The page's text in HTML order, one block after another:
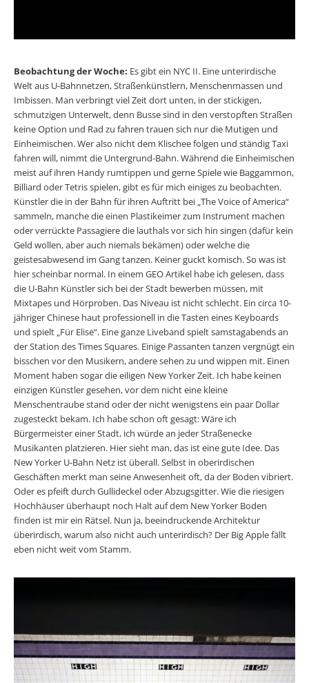
Beobachtung der Woche: Es gibt ein NYC II. Eine unterirdische
Welt aus U-Bahnnetzen, Straßenkünstlern, Menschenmassen und
Imbissen. Man verbringt viel Zeit dort unten, in der stickigen,
schmutzigen Unterwelt, denn Busse sind in den verstopften Straßen
keine Option und Rad zu fahren trauen sich nur die Mutigen und
Einheimischen. Wer also nicht dem Klischee folgen und ständig Taxi
fahren will, nimmt die Untergrund-Bahn. Während die Einheimischen
meist auf ihren Handy rumtippen und gerne Spiele wie Baggammon,
Billiard oder Tetris spielen, gibt es für mich einiges zu beobachten.
Künstler die in der Bahn für ihren Auftritt bei „The Voice of America“
sammeln, manche die einen Plastikeimer zum Instrument machen
oder verrückte Passagiere die lauthals vor sich hin singen (dafür kein
Geld wollen, aber auch niemals bekämen) oder welche die
geistesabwesend im Gang tanzen. Keiner guckt komisch. So was ist
hier scheinbar normal. In einem GEO Artikel habe ich gelesen, dass
die U-Bahn Künstler sich bei der Stadt bewerben müssen, mit
Mixtapes und Hörproben. Das Niveau ist nicht schlecht. Ein circa 10-
jähriger Chinese haut professionell in die Tasten eines Keyboards
und spielt „Für Elise“. Eine ganze Liveband spielt samstagabends an
der Station des Times Squares. Einige Passanten tanzen vergnügt ein
bisschen vor den Musikern, andere sehen zu und wippen mit. Einen
Moment haben sogar die eiligen New Yorker Zeit. Ich habe keinen
einzigen Künstler gesehen, vor dem nicht eine kleine
Menschentraube stand oder der nicht wenigstens ein paar Dollar
zugesteckt bekam. Ich habe schon oft gesagt: Wäre ich
Bürgermeister einer Stadt, ich würde an jeder Straßenecke
Musikanten platzieren. Hier sieht man, das ist eine gute Idee. Das
New Yorker U-Bahn Netz ist überall. Selbst in oberirdischen
Geschäften merkt man seine Anwesenheit oft, da der Boden vibriert.
Oder es pfeift durch Gullideckel oder Abzugsgitter. Wie die riesigen
Hochhäuser überhaupt noch Halt auf dem New Yorker Boden
finden ist mir ein Rätsel. Nun ja, beeindruckende Architektur
überirdisch, warum also nicht auch unterirdisch? Der Big Apple fällt
eben nicht weit vom Stamm.